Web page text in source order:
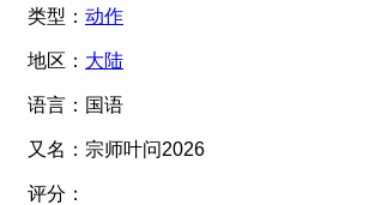
类型： 动作
地区： 大陆
语言： 国语
又名： 宗师叶问2026
评分：